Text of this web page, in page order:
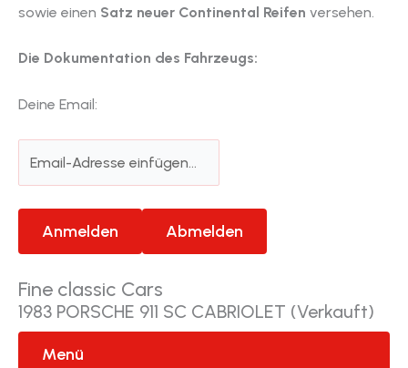
sowie einen Satz neuer Continental Reifen versehen.
Die Dokumentation des Fahrzeugs:
Deine Email:
Fine classic Cars
1983 PORSCHE 911 SC CABRIOLET (Verkauft)
Menü